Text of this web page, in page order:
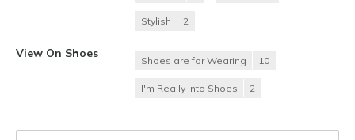
Stylish 2
View On Shoes
Shoes are for Wearing 10
I'm Really Into Shoes 2